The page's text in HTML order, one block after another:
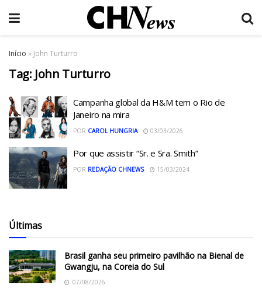
Início » John Turturro
Tag: John Turturro
Campanha global da H&M tem o Rio de
Janeiro na mira
POR CAROL HUNGRIA 03/03/2026
Por que assistir “Sr. e Sra. Smith”
POR REDAÇÃO CHNEWS 15/03/2024
Últimas
Brasil ganha seu primeiro pavilhão na Bienal de
Gwangju, na Coreia do Sul
07/08/2026